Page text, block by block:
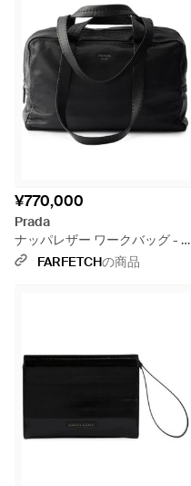
¥770,000
Prada
ナッパレザー ワークバッグ - ブ
ラックFARFETCHの商品